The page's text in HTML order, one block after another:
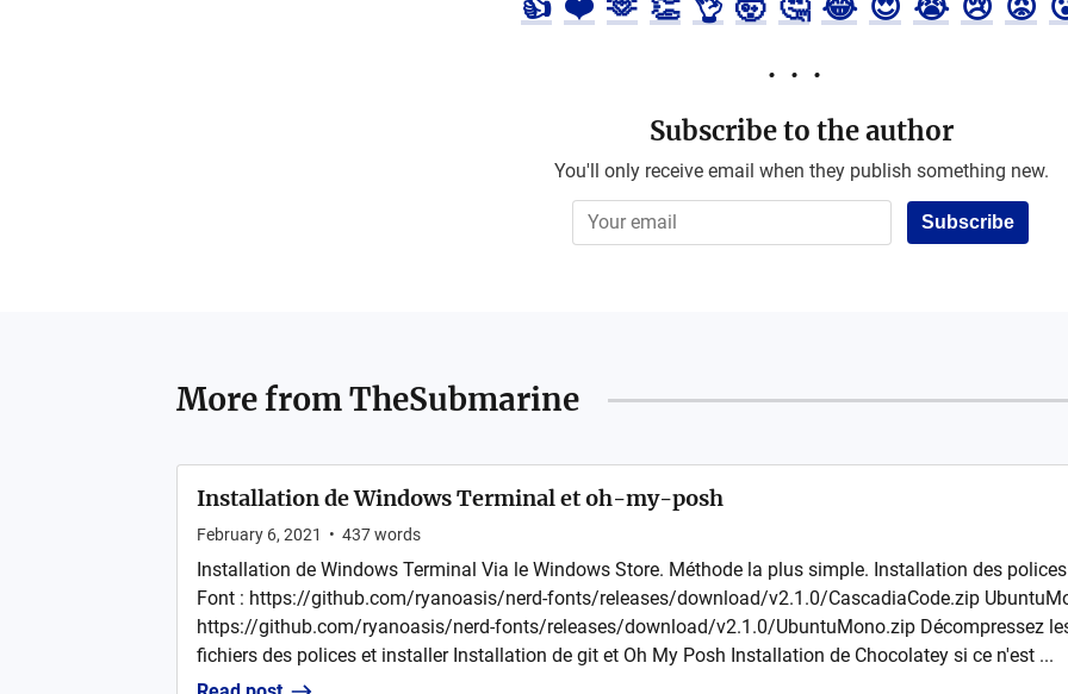
👍 ❤️ 🫶 👏 👌 🤯 🤔 😂 😍 😭 😢 😡
Subscribe to the author
You'll only receive email when they publish something new.
Subscribe
More fromTheSubmarine
Installation de Windows Terminal et oh-my-posh
February 6, 2021 • 437words
Installation de Windows Terminal Via le Windows Store. Méthode la plus simple. Installation des
Font : https://github.com/ryanoasis/nerd-fonts/releases/download/v2.1.0/CascadiaCode.zip
https://github.com/ryanoasis/nerd-fonts/releases/download/v2.1.0/UbuntuMono.zip Décompressez
fichiers des polices et installer Installation de git et Oh My Posh Installation de Chocolatey si ce n'est ...